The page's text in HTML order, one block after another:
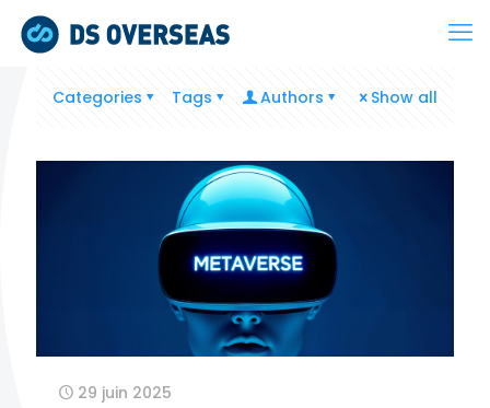
Categories Tags Authors Show all
29 juin 2025